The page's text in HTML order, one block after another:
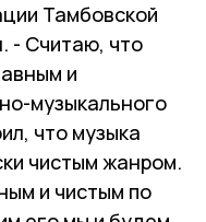
Тамбовской
- Считаю, что
и
музыкального
что музыка
чистым жанром.
и чистым по